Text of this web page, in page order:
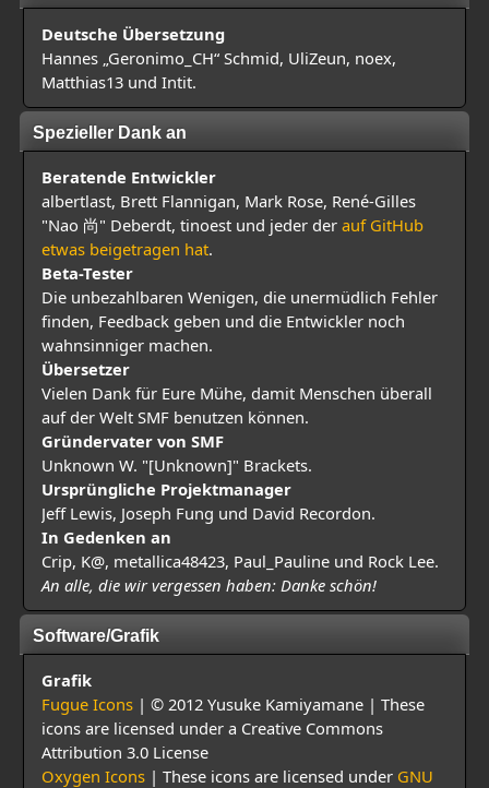
Deutsche Übersetzung
Hannes „Geronimo_CH“ Schmid, UliZeun, noex,
Matthias13 und Intit.
Spezieller Dank an
Beratende Entwickler
albertlast, Brett Flannigan, Mark Rose, René-Gilles
"Nao 尚" Deberdt, tinoest und jeder der auf GitHub
etwas beigetragen hat.
Beta-Tester
Die unbezahlbaren Wenigen, die unermüdlich Fehler
finden, Feedback geben und die Entwickler noch
wahnsinniger machen.
Übersetzer
Vielen Dank für Eure Mühe, damit Menschen überall
auf der Welt SMF benutzen können.
Gründervater von SMF
Unknown W. "[Unknown]" Brackets.
Ursprüngliche Projektmanager
Jeff Lewis, Joseph Fung und David Recordon.
In Gedenken an
Crip, K@, metallica48423, Paul_Pauline und Rock Lee.
An alle, die wir vergessen haben: Danke schön!
Software/Grafik
Grafik
Fugue Icons | © 2012 Yusuke Kamiyamane | These
icons are licensed under a Creative Commons
Attribution 3.0 License
Oxygen Icons | These icons are licensed under GNU